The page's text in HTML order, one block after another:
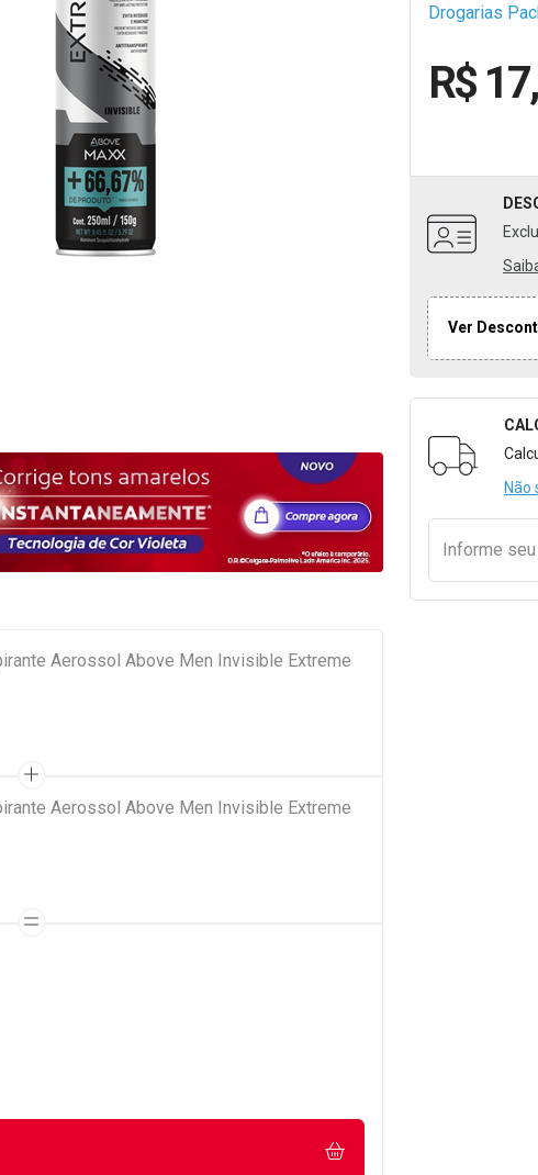
Drogarias
R$
Ver
Não
Informe seu
Aerossol Above Men Invisible Extreme
Aerossol Above Men Invisible Extreme